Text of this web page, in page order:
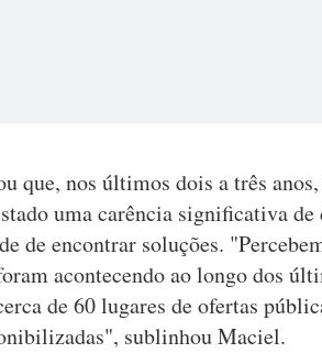
que, nos últimos dois a três
uma carência significativa de
de encontrar soluções.
acontecendo ao longo dos
de 60 lugares de ofertas
sublinhou Maciel.